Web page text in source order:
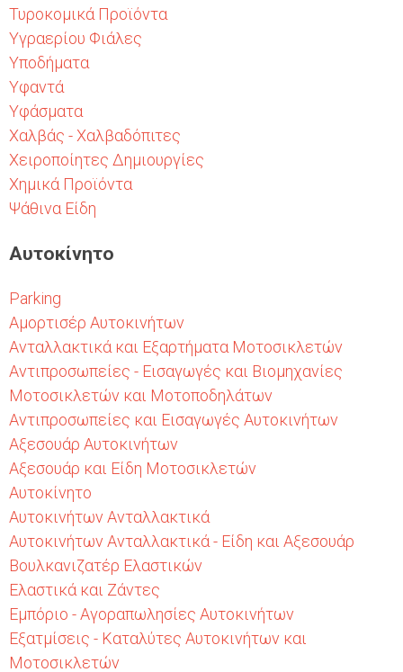
Τυροκομικά Προϊόντα
Υγραερίου Φιάλες
Υποδήματα
Υφαντά
Υφάσματα
Χαλβάς - Χαλβαδόπιτες
Χειροποίητες Δημιουργίες
Χημικά Προϊόντα
Ψάθινα Είδη
Αυτοκίνητο
Parking
Αμορτισέρ Αυτοκινήτων
Ανταλλακτικά και Εξαρτήματα Μοτοσικλετών
Αντιπροσωπείες - Εισαγωγές και Βιομηχανίες
Μοτοσικλετών και Μοτοποδηλάτων
Αντιπροσωπείες και Εισαγωγές Αυτοκινήτων
Αξεσουάρ Αυτοκινήτων
Αξεσουάρ και Είδη Μοτοσικλετών
Αυτοκίνητο
Αυτοκινήτων Ανταλλακτικά
Αυτοκινήτων Ανταλλακτικά - Είδη και Αξεσουάρ
Βουλκανιζατέρ Ελαστικών
Ελαστικά και Ζάντες
Εμπόριο - Αγοραπωλησίες Αυτοκινήτων
Εξατμίσεις - Καταλύτες Αυτοκινήτων και
Μοτοσικλετών